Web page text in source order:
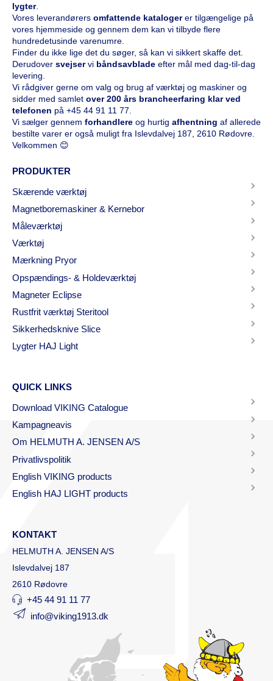
lygter.
Vores leverandørers omfattende katalogerer tilgængelige på
vores hjemmeside og gennem dem kan vi tilbyde flere
hundredetusinde varenumre.
Finder du ikke lige det du søger, så kan vi sikkert skaffe det.
Derudover svejservi båndsavblade efter mål med dag-til-dag
levering.
Vi rådgiver gerne om valg og brug af værktøj og maskiner og
sidder med samlet over 200 års brancheerfaring klar ved
telefonen på +45 44 91 11 77
Vi sælger gennem forhandlere og hurtig afhentning af allerede
bestilte varer er også muligt fra Islevdalvej 187, 2610 Rødovre.
Velkommen 😊
PRODUKTER
Skærende værktøj
Magnetboremaskiner & Kernebor
Måleværktøj
Værktøj
Mærkning Pryor
Opspændings- & Holdeværktøj
Magneter Eclipse
Rustfrit værktøj Steritool
Sikkerhedsknive Slice
Lygter HAJ Light
QUICK LINKS
Download VIKING Catalogue
Kampagneavis
Om HELMUTH A. JENSEN A/S
Privatlivspolitik
English VIKING products
English HAJ LIGHT products
KONTAKT
HELMUTH A. JENSEN A/S
Islevdalvej 187
2610 Rødovre
+45 44 91 11 77
info@viking1913.dk